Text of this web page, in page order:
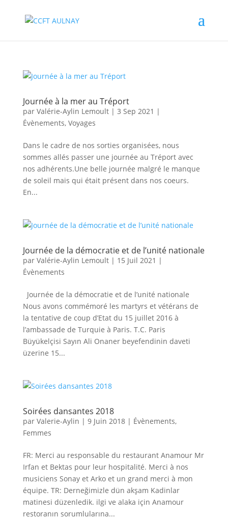
Journée à la mer au Tréport
par Valérie-Aylin Lemoult| 3 Sep 2021 |
Évènements, Voyages
Dans le cadre de nos sorties organisées, nous
sommes allés passer une journée au Tréport avec
nos adhérents.Une belle journée malgré le manque
de soleil mais qui était présent dans nos coeurs.
En...
Journée de la démocratie et de l’unité nationale
par Valérie-Aylin Lemoult| 15 Juil 2021 |
Évènements
Journée de la démocratie et de l’unité nationale
Nous avons commémoré les martyrs et vétérans de
la tentative de coup d’Etat du 15 juillet 2016 à
l’ambassade de Turquie à Paris. T.C. Paris
Büyükelçisi Sayın Ali Onaner beyefendinin daveti
üzerine 15...
Soirées dansantes 2018
par Valerie-Aylin | 9 Juin 2018| Évènements,
Femmes
FR: Merci au responsable du restaurant Anamour Mr
Irfan et Bektas pour leur hospitalité. Merci à nos
musiciens Sonay et Arko et un grand merci à mon
équipe. TR: Derneğimizle dün akşam Kadinlar
matinesi düzenledik. ilgi ve alaka için Anamour
restoranın sorumlularına...